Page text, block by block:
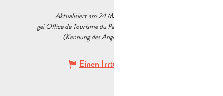
Aktualisiert am 24 März 2026 Um 16:54
gei Office de Tourisme du Pays d’Aubagne et de l’Étoile
(Kennung des Angebots :
Einen Irrtum angeben